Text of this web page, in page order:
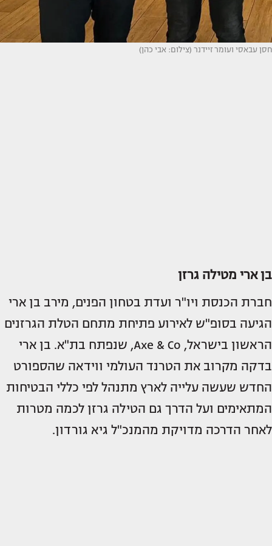
חסן עבאסי ועומר זיידנר (צילום: אבי כהן)
בן ארי מטילה גרזן
חברת הכנסת ויו"ר ועדת בטחון הפנים, מירב בן ארי
הגיעה בסופ"ש לאירוע פתיחת מתחם הטלת הגרזנים
הראשון בישראל, Axe & Co, שנפתח בת"א. בן ארי
בדקה מקרוב את הטרנד העולמי ווידאה שהספורט
החדש שעשה עלייה לארץ מתנהל לפי כללי הבטיחות
המתאימים ועל הדרך גם הטילה גרזן לכמה מטרות
לאחר הדרכה מדויקת מהמנכ"ל גיא גורדון.